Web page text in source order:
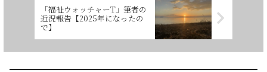
「福祉ウォッチャーT」筆者の
近況報告【2025年になったの
で】